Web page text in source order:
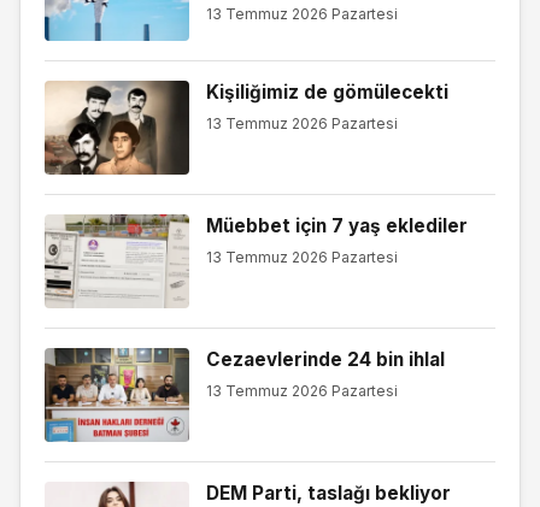
13 Temmuz 2026 Pazartesi
Kişiliğimiz de gömülecekti
13 Temmuz 2026 Pazartesi
Müebbet için 7 yaş eklediler
13 Temmuz 2026 Pazartesi
Cezaevlerinde 24 bin ihlal
13 Temmuz 2026 Pazartesi
DEM Parti, taslağı bekliyor